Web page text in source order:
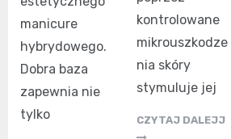
manicure
hybrydowego.
Dobra baza
zapewnia nie
tylko
kontrolowane
mikrouszkodze
nia skóry
stymuluje jej
CZYTAJ DALEJJ